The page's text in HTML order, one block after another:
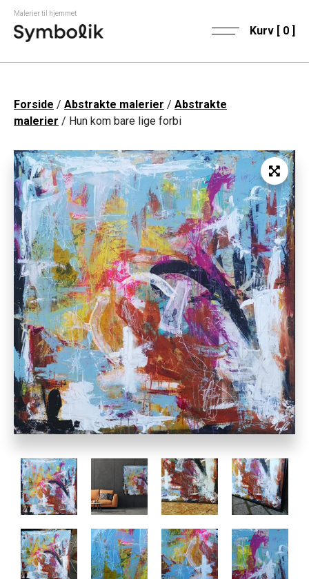
Malerier til hjemmet
Kurv [ 0]
Forside / Abstrakte malerier / Abstrakte
malerier / Hun kom bare lige forbi